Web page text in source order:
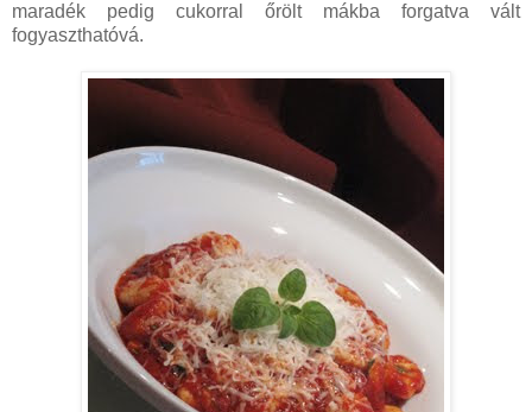
maradék pedig cukorral őrölt mákba forgatva vált
fogyaszthatóvá.